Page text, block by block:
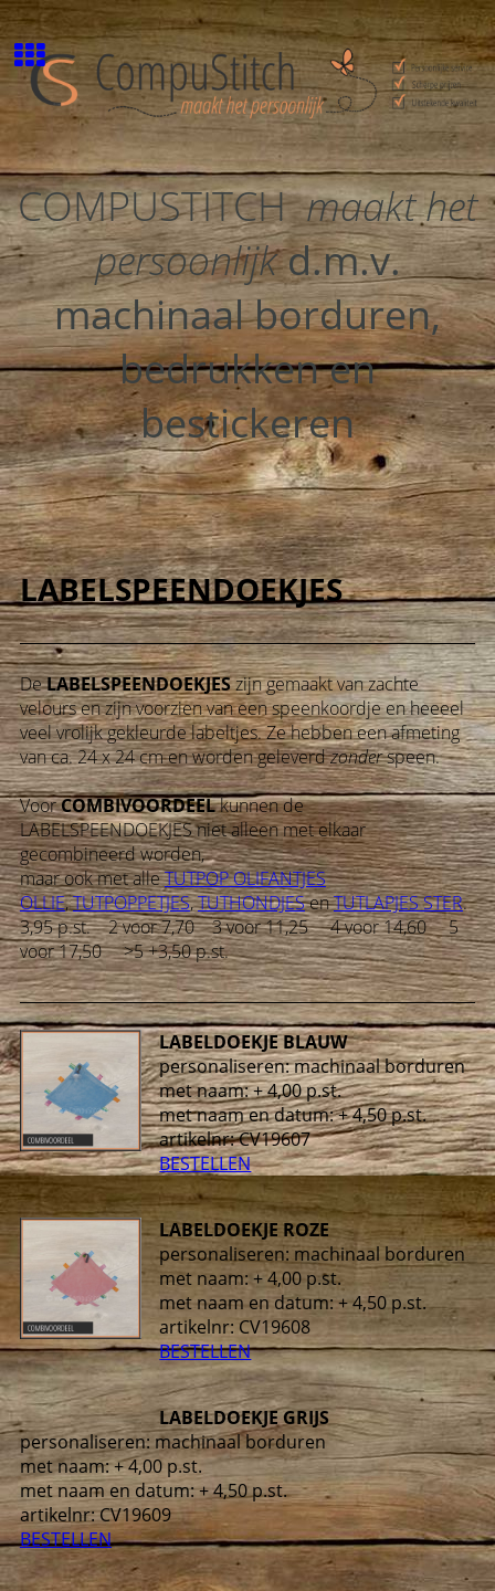
COMPUSTITCHmaakt het
persoonlijkd.m.v.
machinaal borduren,
bedrukken en
bestickeren
LABELSPEENDOEKJES
DeLABELSPEENDOEKJESzijn gemaakt van zachte
velours en zijn voorzien van een speenkoordje en heeeel
veel vrolijk gekleurde labeltjes. Ze hebben een afmeting
van ca. 24 x 24 cm en worden geleverdzonderspeen.
VoorCOMBIVOORDEELkunnen de
LABELSPEENDOEKJES niet alleen met elkaar
gecombineerd worden,
maar ook met alleTUTPOP OLIFANTJES
OLLIE,TUTPOPPETJES,TUTHONDJESenTUTLAPJES STER.
3,95 p.st. 2 voor 7,70 3 voor 11,25 4 voor 14,60 5
voor 17,50 >5 +3,50 p.st.
LABELDOEKJE BLAUW
personaliseren: machinaal borduren
met naam: + 4,00 p.st.
met naam en datum: + 4,50 p.st.
artikelnr: CV19607
BESTELLEN
LABELDOEKJE ROZE
personaliseren: machinaal borduren
met naam: + 4,00 p.st.
met naam en datum: + 4,50 p.st.
artikelnr: CV19608
BESTELLEN
LABELDOEKJE GRIJS
personaliseren: machinaal borduren
met naam: + 4,00 p.st.
met naam en datum: + 4,50 p.st.
artikelnr: CV19609
BESTELLEN